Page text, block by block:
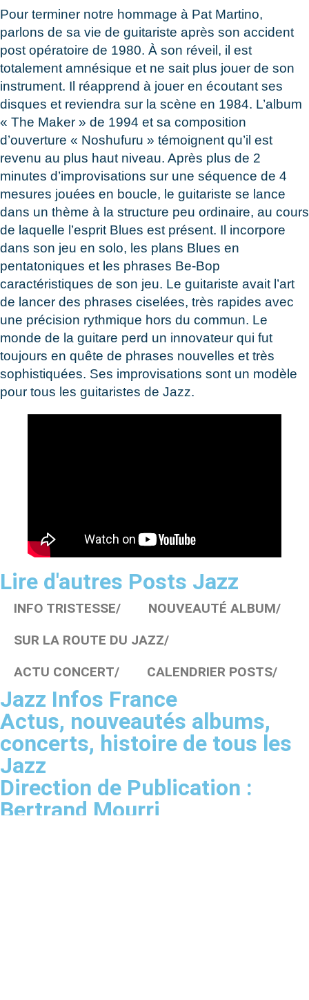
Pour terminer notre hommage à Pat Martino,
parlons de sa vie de guitariste après son accident
post opératoire de 1980. À son réveil, il est
totalement amnésique et ne sait plus jouer de son
instrument. Il réapprend à jouer en écoutant ses
disques et reviendra sur la scène en 1984. L’album
« The Maker » de 1994 et sa composition
d’ouverture « Noshufuru » témoignent qu’il est
revenu au plus haut niveau. Après plus de 2
minutes d’improvisations sur une séquence de 4
mesures jouées en boucle, le guitariste se lance
dans un thème à la structure peu ordinaire, au cours
de laquelle l’esprit Blues est présent. Il incorpore
dans son jeu en solo, les plans Blues en
pentatoniques et les phrases Be-Bop
caractéristiques de son jeu. Le guitariste avait l’art
de lancer des phrases ciselées, très rapides avec
une précision rythmique hors du commun. Le
monde de la guitare perd un innovateur qui fut
toujours en quête de phrases nouvelles et très
sophistiquées. Ses improvisations sont un modèle
pour tous les guitaristes de Jazz.
Lire d'autres Posts Jazz
INFO TRISTESSE/
NOUVEAUTÉ ALBUM/
SUR LA ROUTE DU JAZZ/
ACTU CONCERT/
CALENDRIER POSTS/
Jazz Infos France
Actus, nouveautés albums,
concerts, histoire de tous les
Jazz
Direction de Publication :
Bertrand Mourri